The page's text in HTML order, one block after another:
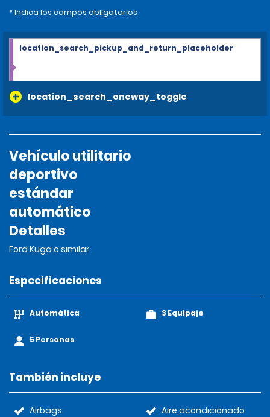
* Indica los campos obligatorios
location_search_oneway_toggle
location_search_pickup_and_return_placeholder
Vehículo utilitario
deportivo
estándar
automático
Detalles
Ford Kuga o similar
Especificaciones
Automática
5 Personas
3 Equipaje
También incluye
Airbags
Aire acondicionado